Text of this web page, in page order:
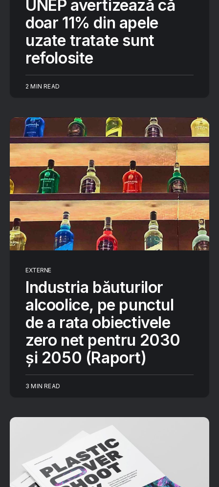
UNEP avertizează că
doar 11% din apele
uzate tratate sunt
refolosite
2 MIN READ
EXTERNE
Industria băuturilor
alcoolice, pe punctul
de a rata obiectivele
zero net pentru 2030
și 2050 (Raport)
3 MIN READ